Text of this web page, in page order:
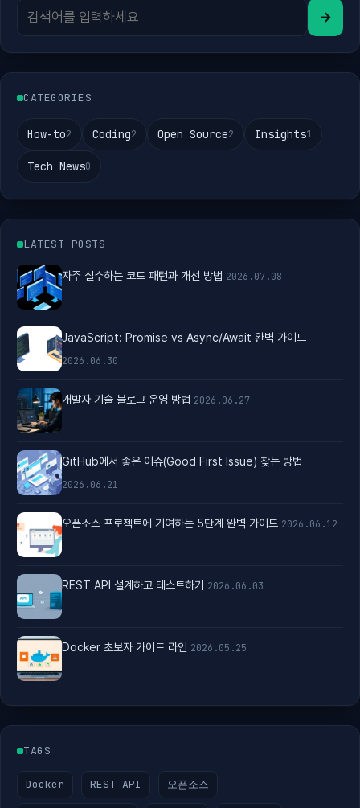
→
CATEGORIES
How-to2 Coding2 Open Source2 Insights1
Tech News0
LATEST POSTS
자주 실수하는 코드 패턴과 개선 방법 2026.07.08
JavaScript: Promise vs Async/Await 완벽 가이드
2026.06.30
개발자 기술 블로그 운영 방법 2026.06.27
GitHub에서 좋은 이슈(Good First Issue) 찾는 방법
2026.06.21
오픈소스 프로젝트에 기여하는 5단계 완벽 가이드 2026.06.12
REST API 설계하고 테스트하기 2026.06.03
Docker 초보자 가이드 라인 2026.05.25
TAGS
Docker REST API 오픈소스